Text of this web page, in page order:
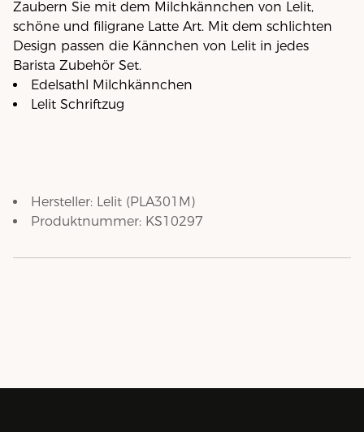
Zaubern Sie mit dem Milchkännchen von Lelit,
schöne und filigrane Latte Art. Mit dem schlichten
Design passen die Kännchen von Lelit in jedes
Barista Zubehör Set.
Edelsathl Milchkännchen
Lelit Schriftzug
Hersteller: Lelit (PLA301M)
Produktnummer: KS10297